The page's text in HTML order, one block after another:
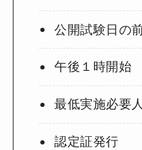
公開試験日の
午後１時開始
最低実施必要
認定証発行